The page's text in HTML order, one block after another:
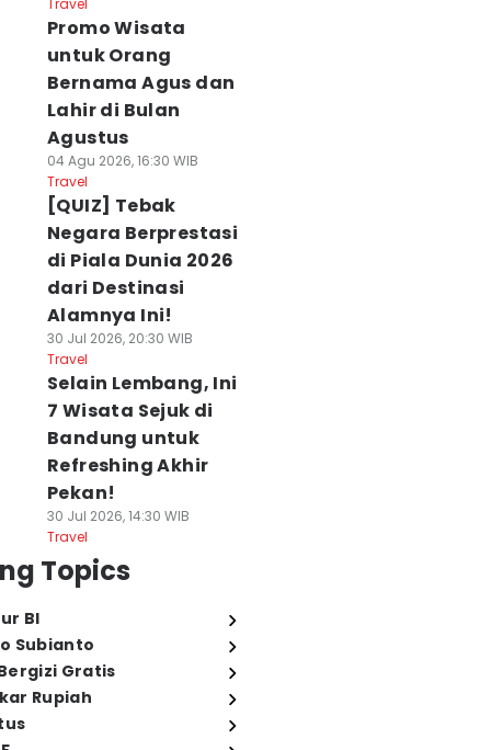
Travel
Promo Wisata
untuk Orang
Bernama Agus dan
Lahir di Bulan
Agustus
04 Agu 2026, 16:30 WIB
Travel
[QUIZ] Tebak
Negara Berprestasi
di Piala Dunia 2026
dari Destinasi
Alamnya Ini!
30 Jul 2026, 20:30 WIB
Travel
Selain Lembang, Ini
7 Wisata Sejuk di
Bandung untuk
Refreshing Akhir
Pekan!
30 Jul 2026, 14:30 WIB
Travel
Topics
BI
Subianto
Gratis
Rupiah